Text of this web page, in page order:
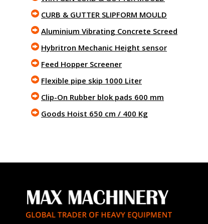
CURB & GUTTER SLIPFORM MOULD
Aluminium Vibrating Concrete Screed
Hybritron Mechanic Height sensor
Feed Hopper Screener
Flexible pipe skip 1000 Liter
Clip-On Rubber blok pads 600 mm
Goods Hoist 650 cm / 400 Kg